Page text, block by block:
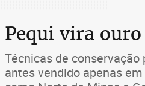
Pequi vira
Técnicas de
antes vendido apenas